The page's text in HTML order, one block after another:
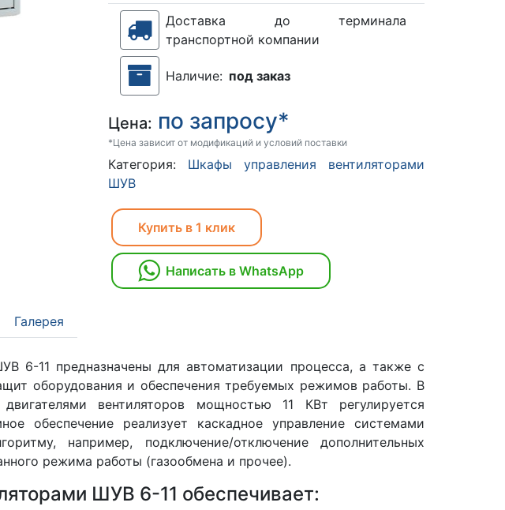
Доставка до терминала
транспортной компании
Наличие: под заказ
Цена: по запросу*
*Цена зависит от модификаций и условий поставки
Категория: Шкафы управления вентиляторами
ШУВ
Купить в 1 клик
Написать в WhatsApp
Галерея
6-11 предназначены для автоматизации процесса, а также с
оборудования и обеспечения требуемых режимов работы. В
вентиляторов мощностью 11 КВт регулируется
обеспечение реализует каскадное управление системами
например, подключение/отключение дополнительных
режима работы (газообмена и прочее).
ШУВ 6-11 обеспечивает: